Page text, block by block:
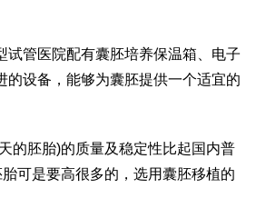
试管医院配有囊胚培养保温箱、电子
的设备，能够为囊胚提供一个适宜的
的胚胎)的质量及稳定性比起国内普
可是要高很多的，选用囊胚移植的